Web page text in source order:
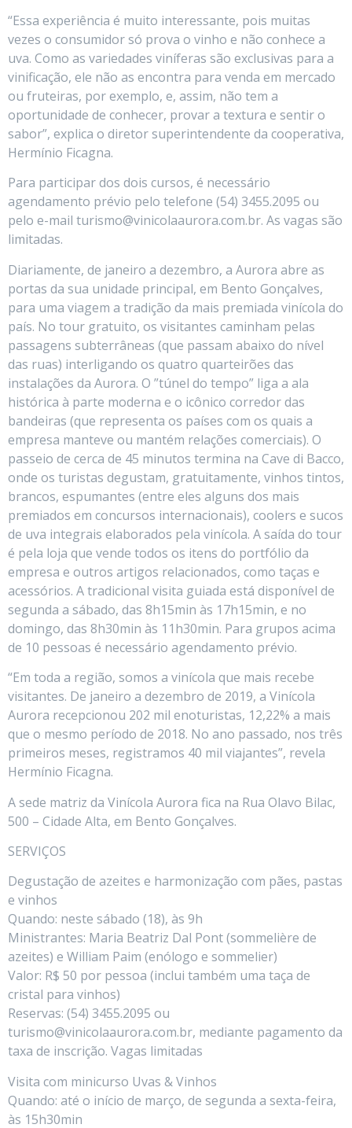
“Essa experiência é muito interessante, pois muitas
vezes o consumidor só prova o vinho e não conhece a
uva. Como as variedades viníferas são exclusivas para a
vinificação, ele não as encontra para venda em mercado
ou fruteiras, por exemplo, e, assim, não tem a
oportunidade de conhecer, provar a textura e sentir o
sabor”, explica o diretor superintendente da cooperativa,
Hermínio Ficagna.
Para participar dos dois cursos, é necessário
agendamento prévio pelo telefone (54) 3455.2095 ou
pelo e-mail turismo@vinicolaaurora.com.br. As vagas são
limitadas.
Diariamente, de janeiro a dezembro, a Aurora abre as
portas da sua unidade principal, em Bento Gonçalves,
para uma viagem a tradição da mais premiada vinícola do
país. No tour gratuito, os visitantes caminham pelas
passagens subterrâneas (que passam abaixo do nível
das ruas) interligando os quatro quarteirões das
instalações da Aurora. O ”túnel do tempo” liga a ala
histórica à parte moderna e o icônico corredor das
bandeiras (que representa os países com os quais a
empresa manteve ou mantém relações comerciais). O
passeio de cerca de 45 minutos termina na Cave di Bacco,
onde os turistas degustam, gratuitamente, vinhos tintos,
brancos, espumantes (entre eles alguns dos mais
premiados em concursos internacionais), coolers e sucos
de uva integrais elaborados pela vinícola. A saída do tour
é pela loja que vende todos os itens do portfólio da
empresa e outros artigos relacionados, como taças e
acessórios. A tradicional visita guiada está disponível de
segunda a sábado, das 8h15min às 17h15min, e no
domingo, das 8h30min às 11h30min. Para grupos acima
de 10 pessoas é necessário agendamento prévio.
“Em toda a região, somos a vinícola que mais recebe
visitantes. De janeiro a dezembro de 2019, a Vinícola
Aurora recepcionou 202 mil enoturistas, 12,22% a mais
que o mesmo período de 2018. No ano passado, nos três
primeiros meses, registramos 40 mil viajantes”, revela
Hermínio Ficagna.
A sede matriz da Vinícola Aurora fica na Rua Olavo Bilac,
500 – Cidade Alta, em Bento Gonçalves.
SERVIÇOS
Degustação de azeites e harmonização com pães, pastas
e vinhos
Quando: neste sábado (18), às 9h
Ministrantes: Maria Beatriz Dal Pont (sommelière de
azeites) e William Paim (enólogo e sommelier)
Valor: R$ 50 por pessoa (inclui também uma taça de
cristal para vinhos)
Reservas: (54) 3455.2095 ou
turismo@vinicolaaurora.com.br, mediante pagamento da
taxa de inscrição. Vagas limitadas
Visita com minicurso Uvas & Vinhos
Quando: até o início de março, de segunda a sexta-feira,
às 15h30min